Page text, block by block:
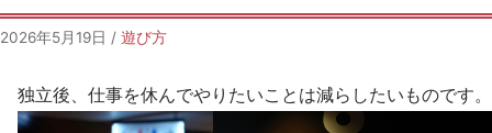
2026年5月19日 / 遊び方
独立後、仕事を休んでやりたいことは減らしたいものです。